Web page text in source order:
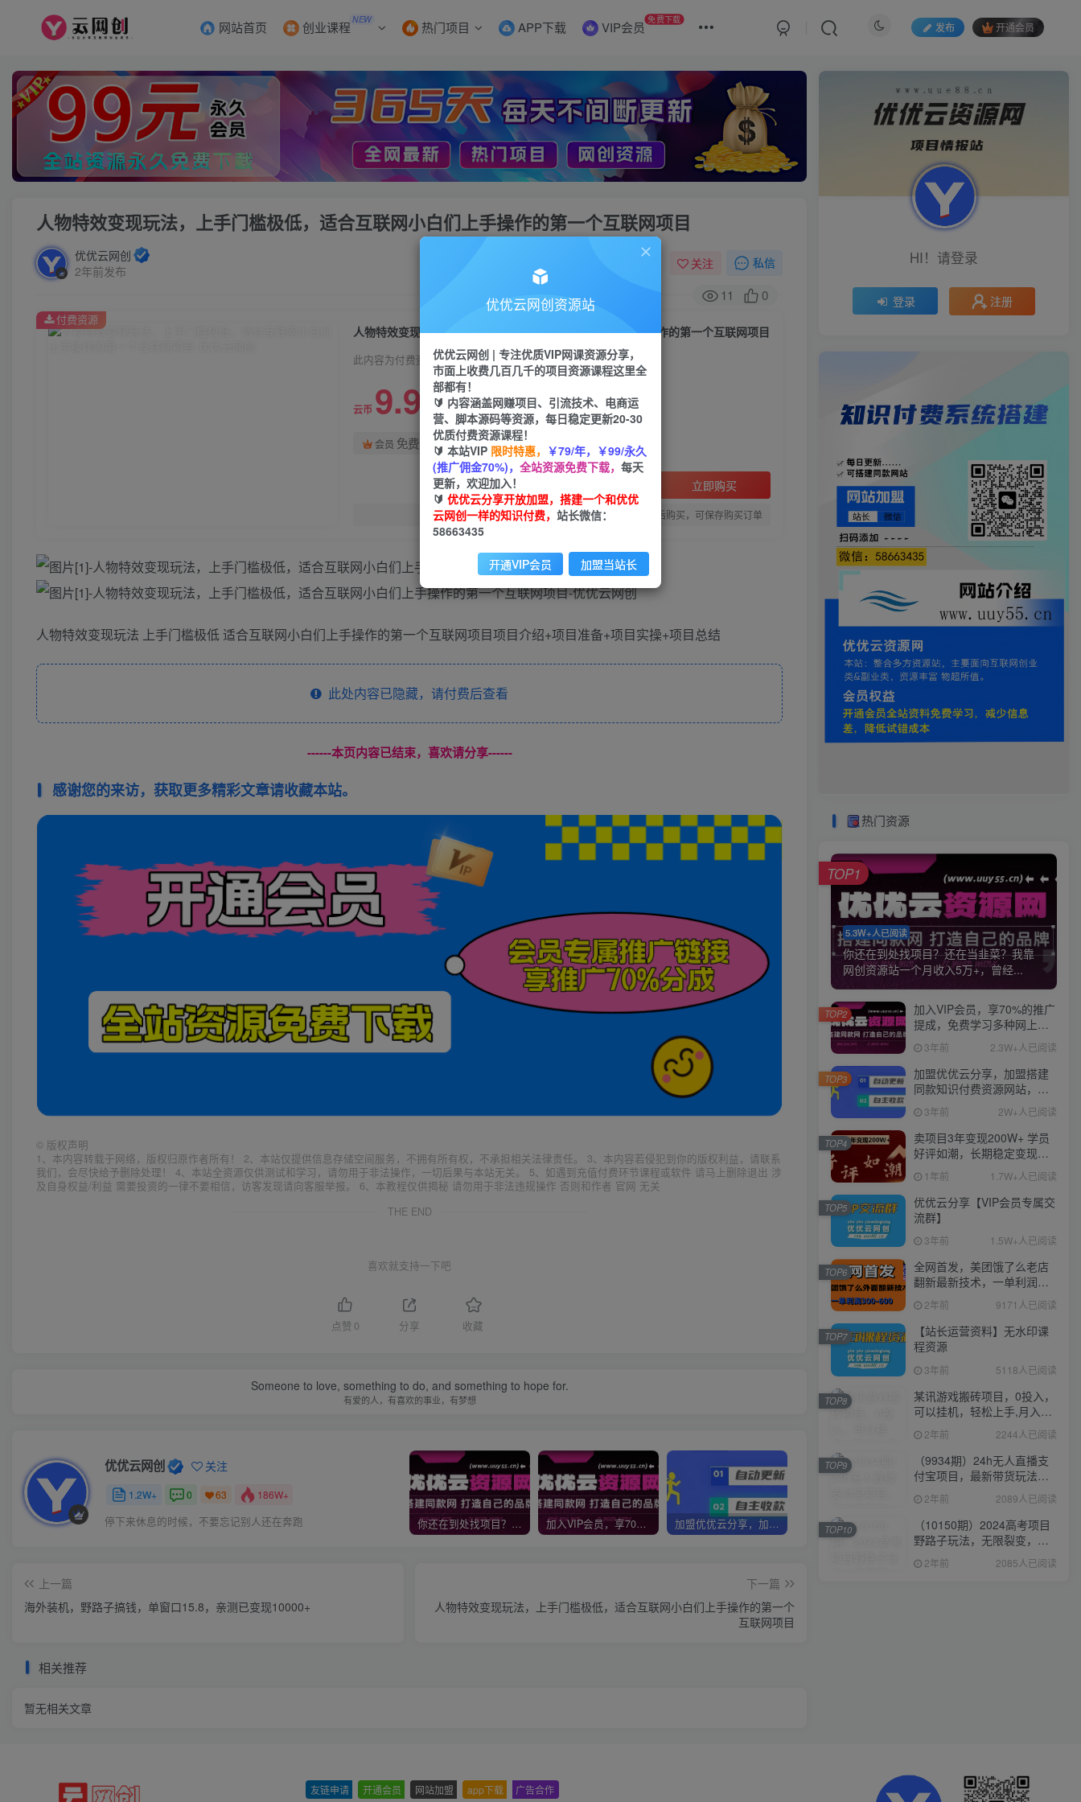
网站首页 创业课程 NEW 热门项目 APP下载 VIP会员 免费下载
发布 开通会员
人物特效变现玩法，上手门槛极低，适合互联网小白们上手操作的第一个互联网项目
优优云网创
2年前发布
关注 私信
11 0
人物特效变现玩法，上手门槛极低，适合互联网小白们上手操作的第一个互联网项目
此内容为付费资源，请付费后查看
云币 9.9 限时特惠
云币99
会员 免费
立即购买
您当前未登录！建议登陆后购买，可保存购买订单
付费资源
人物特效变现玩法 上手门槛极低 适合互联网小白们上手操作的第一个互联网项目项目介绍+项目准备+项目实操+项目总结
此处内容已隐藏，请付费后查看
------本页内容已结束，喜欢请分享------
感谢您的来访，获取更多精彩文章请收藏本站。
© 版权声明
1、本内容转载于网络，版权归原作者所有！ 2、本站仅提供信息存储空间服务，不拥有所有权，不承担相关法律责任。 3、本内容若侵犯到你的版权利益，请联系
我们，会尽快给予删除处理！ 4、本站全资源仅供测试和学习，请勿用于非法操作，一切后果与本站无关。 5、如遇到充值付费环节课程或软件 请马上删除退出 涉
及自身权益/利益 需要投资的一律不要相信，访客发现请向客服举报。 6、本教程仅供揭秘 请勿用于非法违规操作 否则和作者 官网 无关
THE END
喜欢就支持一下吧
点赞 0 分享 收藏
Someone to love, something to do, and something to hope for.
有爱的人，有喜欢的事业，有梦想
优优云网创 关注
1.2W+ 0 63 186W+
停下来休息的时候，不要忘记别人还在奔跑 你还在到处找项目？还在当韭菜？我靠网创资源站一个月收入5万+，曾经我也是个失败者。 加入VIP会员，享70%的推广提成，免费学习多种网上创业课程，菜鸟秒变大神！ 加盟优优云分享，加盟搭建同款知识付费资源网站，实现长期稳定被动收入~ 优优云分享【VIP会员专属交流群】
上一篇
海外装机，野路子搞钱，单窗口15.8，亲测已变现10000+
下一篇
人物特效变现玩法，上手门槛极低，适合互联网小白们上手操作的第一个
互联网项目
相关推荐
暂无相关文章
HI！请登录
登录 注册
热门资源
5.3W+人已阅读
你还在到处找项目？还在当韭菜？我靠
网创资源站一个月收入5万+，曾经...
TOP1
加入VIP会员，享70%的推广
提成，免费学习多种网上创
业课程，菜鸟秒变大神！
3年前 2.3W+人已阅读
TOP2
加盟优优云分享，加盟搭建
同款知识付费资源网站，实
现长期稳定被动收入~
3年前 2W+人已阅读
TOP3
卖项目3年变现200W+ 学员
好评如潮，长期稳定变现，
可以一直干到老！
1年前 1.7W+人已阅读
TOP4
优优云分享【VIP会员专属交
流群】
3年前 1.5W+人已阅读
TOP5
全网首发，美团饿了么老店
翻新最新技术，一单利润
300-600
2年前 9171人已阅读
TOP6
【站长运营资料】无水印课
程资源
3年前 5118人已阅读
TOP7
某讯游戏搬砖项目，0投入，
可以挂机，轻松上手,月入
3000+上不封顶
2年前 2244人已阅读
TOP8
（9934期）24h无人直播支
付宝项目，最新带货玩法，
纯躺赚实测日入500+
2年前 2089人已阅读
TOP9
（10150期）2024高考项目
野路子玩法，无限裂变，最
高一天1W＋！
2年前 2085人已阅读
TOP10
友链申请 开通会员 网站加盟 app下载 广告合作
优优云网创资源站
优优云网创 | 专注优质VIP网课资源分享，
市面上收费几百几千的项目资源课程这里全
部都有！
🔰 内容涵盖网赚项目、引流技术、电商运
营、脚本源码等资源，每日稳定更新20-30
优质付费资源课程！
🔰 本站VIP 限时特惠， ￥79/年，￥99/永久
(推广佣金70%)， 全站资源免费下载， 每天
更新，欢迎加入！
🔰 优优云分享开放加盟，搭建一个和优优
云网创一样的知识付费， 站长微信：
58663435
开通VIP会员 加盟当站长